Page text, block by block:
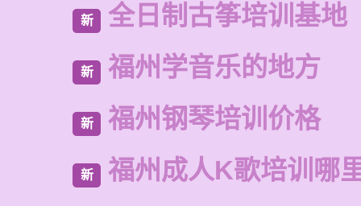
新 全日制古筝培训基地
新 福州学音乐的地方
新 福州钢琴培训价格
新 福州成人K歌培训哪